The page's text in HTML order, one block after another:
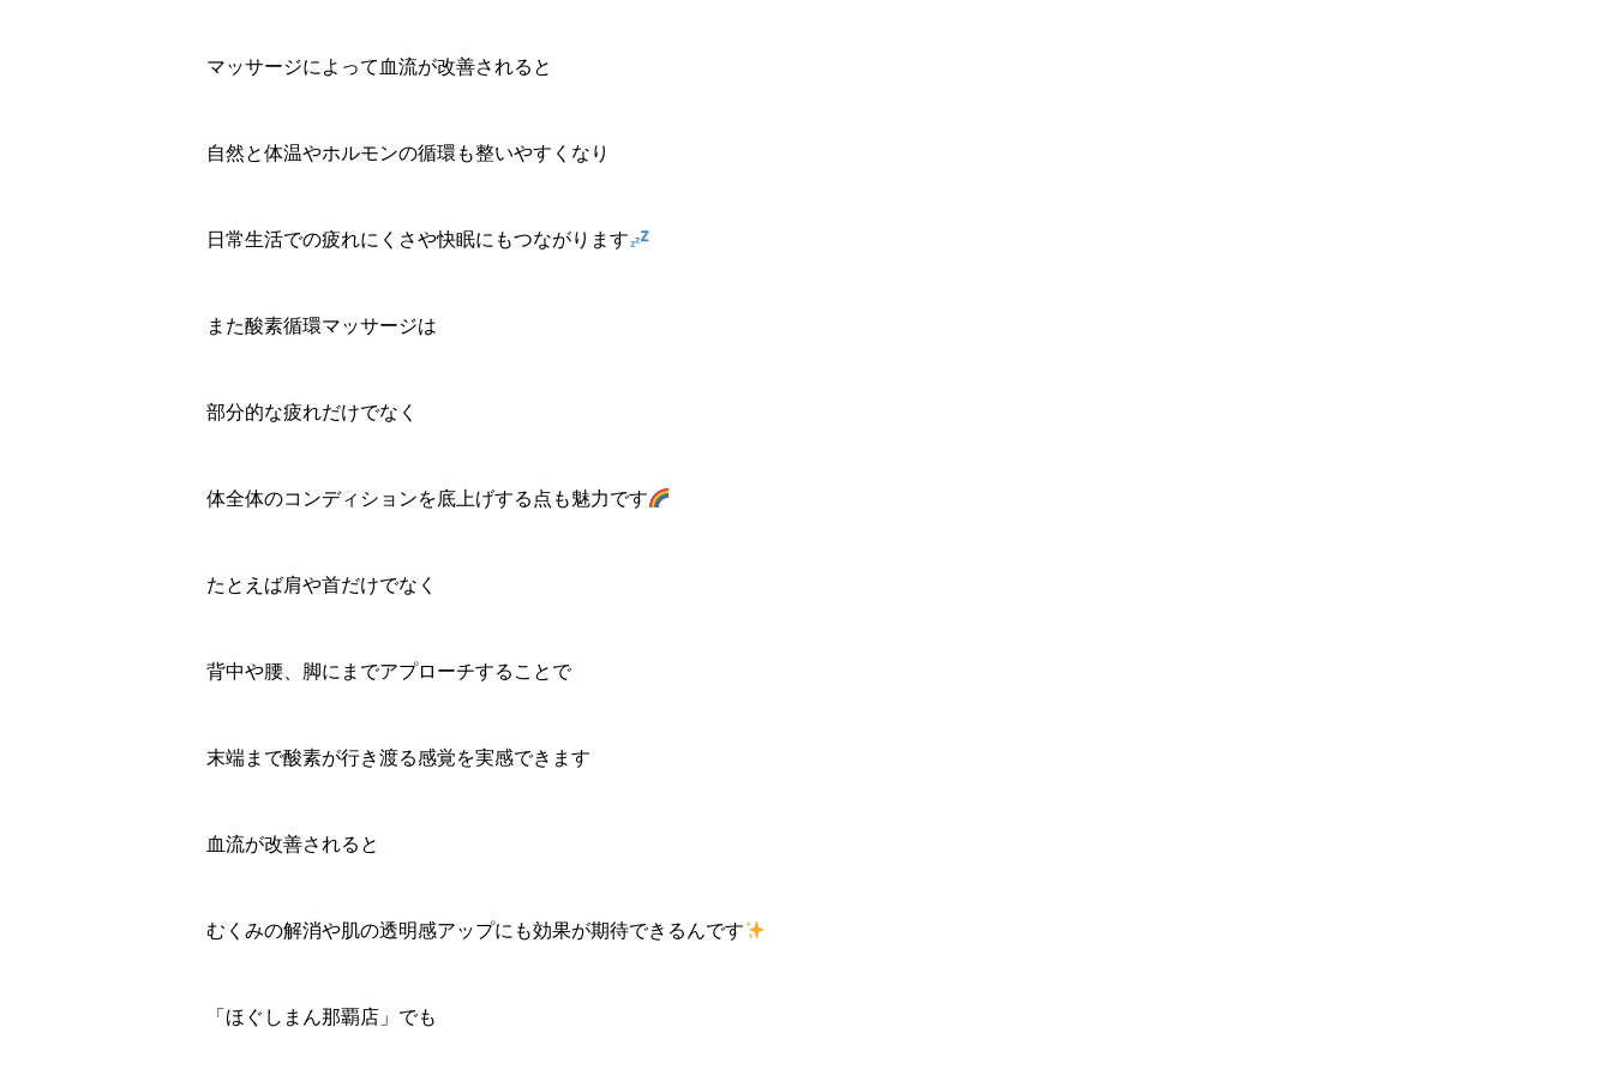
マッサージによって血流が改善されると
自然と体温やホルモンの循環も整いやすくなり
日常生活での疲れにくさや快眠にもつながります
また酸素循環マッサージは
部分的な疲れだけでなく
体全体のコンディションを底上げする点も魅力です
たとえば肩や首だけでなく
背中や腰、脚にまでアプローチすることで
末端まで酸素が行き渡る感覚を実感できます
血流が改善されると
むくみの解消や肌の透明感アップにも効果が期待できるんです
「ほぐしまん那覇店」でも